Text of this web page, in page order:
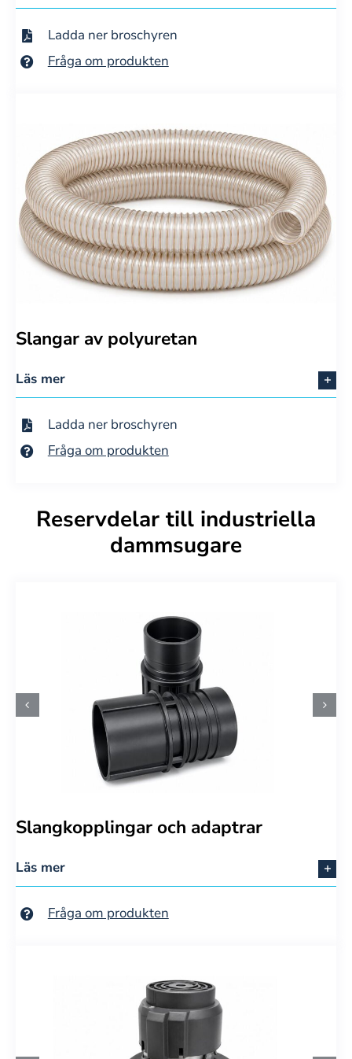
Ladda ner broschyren
Fråga om produkten
Slangar av polyuretan
Läs mer
Ladda ner broschyren
Fråga om produkten
Reservdelar till industriella
dammsugare
Slangkopplingar och adaptrar
Läs mer
Fråga om produkten